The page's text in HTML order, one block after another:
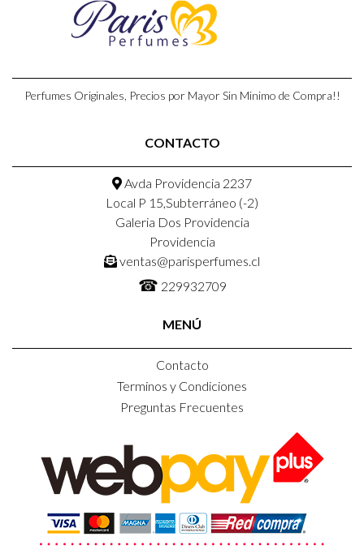
Perfumes Originales, Precios por Mayor Sin Minimo de Compra!!
CONTACTO
Avda Providencia 2237
Local P 15,Subterráneo (-2)
Galeria Dos Providencia
Providencia
ventas@parisperfumes.cl
☎ 229932709
MENÚ
Contacto
Terminos y Condiciones
Preguntas Frecuentes